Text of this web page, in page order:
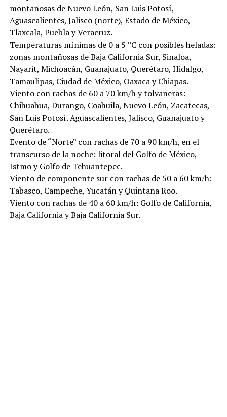
montañosas de Nuevo León, San Luis Potosí,
Aguascalientes, Jalisco (norte), Estado de México,
Tlaxcala, Puebla y Veracruz.
Temperaturas mínimas de 0 a 5 °C con posibles heladas:
zonas montañosas de Baja California Sur, Sinaloa,
Nayarit, Michoacán, Guanajuato, Querétaro, Hidalgo,
Tamaulipas, Ciudad de México, Oaxaca y Chiapas.
Viento con rachas de 60 a 70 km/h y tolvaneras:
Chihuahua, Durango, Coahuila, Nuevo León, Zacatecas,
San Luis Potosí. Aguascalientes, Jalisco, Guanajuato y
Querétaro.
Evento de “Norte” con rachas de 70 a 90 km/h, en el
transcurso de la noche: litoral del Golfo de México,
Istmo y Golfo de Tehuantepec.
Viento de componente sur con rachas de 50 a 60 km/h:
Tabasco, Campeche, Yucatán y Quintana Roo.
Viento con rachas de 40 a 60 km/h: Golfo de California,
Baja California y Baja California Sur.